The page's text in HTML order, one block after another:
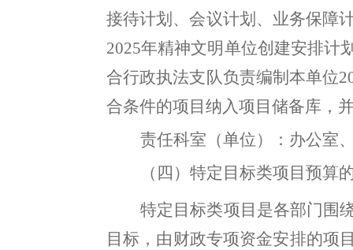
接待计划、会议计划、业务保障
2025年精神文明单位创建安排计
合行政执法支队负责编制本单位
合条件的项目纳入项目储备库，
责任科室（单位）：办公室
（四）特定目标类项目预算
特定目标类项目是各部门围
目标，由财政专项资金安排的项